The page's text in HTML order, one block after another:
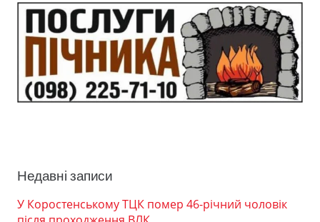
Недавні записи
У Коростенському ТЦК помер 46-річний чоловік